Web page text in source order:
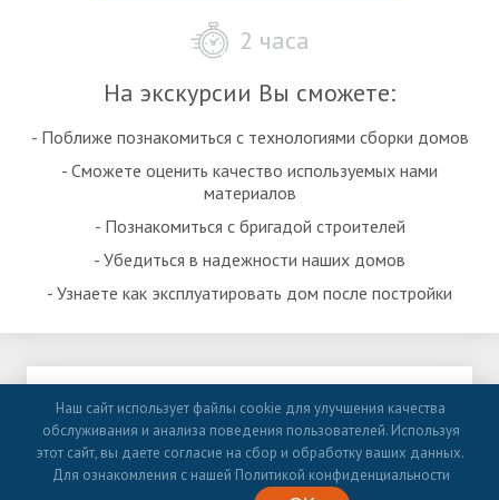
2 часа
На экскурсии Вы сможете:
- Поближе познакомиться с технологиями сборки домов
- Сможете оценить качество используемых нами
материалов
- Познакомиться с бригадой строителей
- Убедиться в надежности наших домов
- Узнаете как эксплуатировать дом после постройки
Наш сайт использует файлы cookie для улучшения качества
обслуживания и анализа поведения пользователей. Используя
этот сайт, вы даете согласие на сбор и обработку ваших данных.
Для ознакомления с нашей Политикой конфиденциальности